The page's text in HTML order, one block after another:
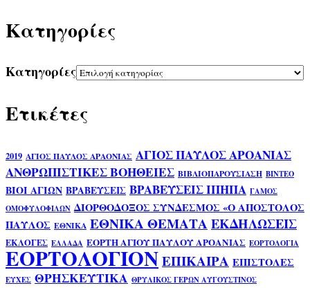
Kατηγορίες
Kατηγορίες
Ετικέτες
2019 ΑΓΙΟΣ ΠΑΥΛΟΣ ΑΡΑΟΝΙΑΣ ΑΓΙΟΣ ΠΑΥΛΟΣ ΑΡΟΑΝΙΑΣ
ΑΝΘΡΩΠΙΣΤΙΚΕΣ ΒΟΗΘΕΙΕΣ ΒΙΒΛΙΟΠΑΡΟΥΣΙΑΣΗ ΒΙΝΤΕΟ
ΒΙΟΙ ΑΓΙΩΝ ΒΡΑΒΕΥΣΕΙΣ ΒΡΑΒΕΥΣΕΙΣ ΙΠΗΠΑ ΓΑΜΟΣ
ΟΜΟΦΥΛΟΦΙΛΩΝ ΔΙΟΡΘΟΔΟΞΟΣ ΣΥΝΔΕΣΜΟΣ «Ο ΑΠΟΣΤΟΛΟΣ
ΠΑΥΛΟΣ ΕΘΝΙΚΑ ΕΘΝΙΚΑ ΘΕΜΑΤΑΕΚΔΗΛΩΣΕΙΣ
ΕΚΛΟΓΕΣ ΕΛΛΑΔΑ ΕΟΡΤΗ ΑΓΙΟΥ ΠΑΥΛΟΥ ΑΡΟΑΝΙΑΣ ΕΟΡΤΟΛΟΓΙΑ
ΕΟΡΤΟΛΟΓΙΟΝΕΠΙΚΑΙΡΑ ΕΠΙΣΤΟΛΕΣ
ΕΥΧΕΣ ΘΡΗΣΚΕΥΤΙΚΑ ΘΡΥΛΙΚΟΣ ΓΕΡΩΝ ΑΥΓΟΥΣΤΙΝΟΣ